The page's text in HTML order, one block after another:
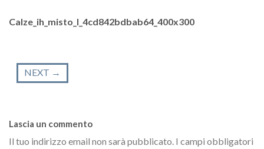
Calze_ih_misto_l_4cd842bdbab64_400x300
NEXT →
Lascia un commento
Il tuo indirizzo email non sarà pubblicato. I campi obbligatori